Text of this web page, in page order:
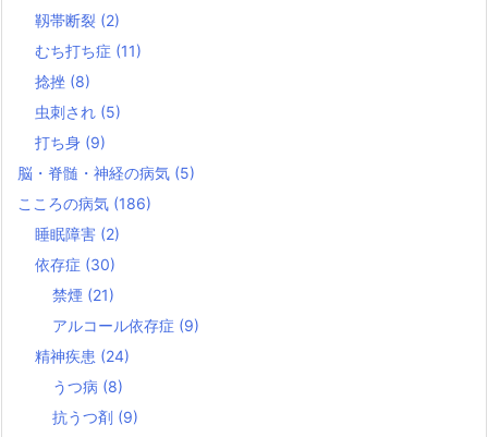
靱帯断裂 (2)
むち打ち症 (11)
捻挫 (8)
虫刺され (5)
打ち身 (9)
脳・脊髄・神経の病気 (5)
こころの病気 (186)
睡眠障害 (2)
依存症 (30)
禁煙 (21)
アルコール依存症 (9)
精神疾患 (24)
うつ病 (8)
抗うつ剤 (9)